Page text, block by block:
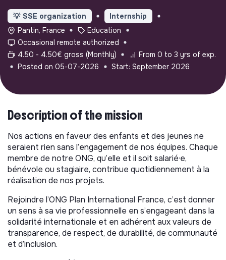
💡 SSE organization
Internship
Pantin, France
Education
Occasional remote authorized
4.50 - 4.50€ gross (Monthly)
From 0 to 3 yrs of exp.
Posted on 05-07-2026
Start: September 2026
Description of the mission
Nos actions en faveur des enfants et des jeunes ne
seraient rien sans l’engagement de nos équipes. Chaque
membre de notre ONG, qu’elle et il soit salarié·e,
bénévole ou stagiaire, contribue quotidiennement à la
réalisation de nos projets.
Rejoindre l’ONG Plan International France, c’est donner
un sens à sa vie professionnelle en s’engageant dans la
solidarité internationale et en adhérent aux valeurs de
transparence, de respect, de durabilité, de communauté
et d’inclusion.